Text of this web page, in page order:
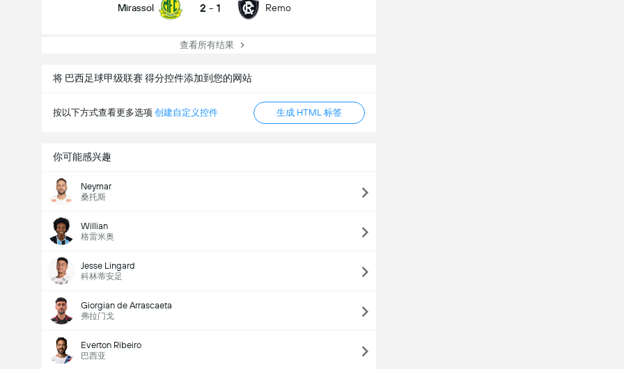
Mirassol 2 - 1 Remo
查看所有结果
将 巴西足球甲级联赛 得分控件添加到您的网站
按以下方式查看更多选项 创建自定义控件 生成 HTML 标签
你可能感兴趣
Neymar
桑托斯
Willian
格雷米奥
Jesse Lingard
科林蒂安足
Giorgian de Arrascaeta
弗拉门戈
Everton Ribeiro
巴西亚